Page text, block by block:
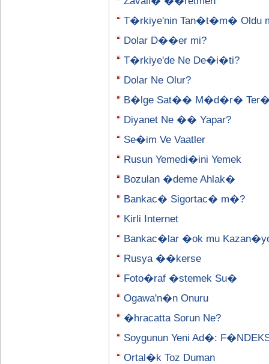
T�rkiye'nin Tan�t�m� Oldu
Dolar D��er mi?
T�rkiye'de Ne De�i�ti?
Dolar Ne Olur?
B�lge Sat�� M�d�r�
Diyanet Ne �� Yapar?
Se�im Ve Vaatler
Rusun Yemedi�ini Yemek
Bozulan �deme Ahlak�
Bankac� Sigortac� m�?
Kirli Internet
Bankac�lar �ok mu
Rusya ��kerse
Foto�raf �stemek Su�
Ogawa'n�n Onuru
�hracatta Sorun Ne?
Soygunun Yeni Ad�:
Ortal�k Toz Duman